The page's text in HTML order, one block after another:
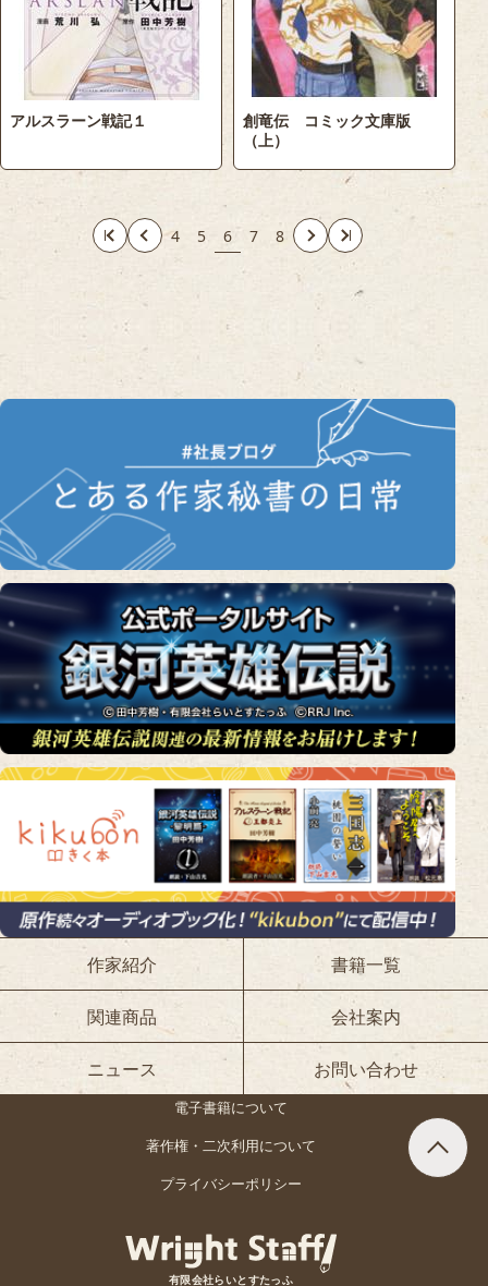
アルスラーン戦記１
創竜伝 コミック文庫版
（上）
4 5 6 7 8
作家紹介 書籍一覧
関連商品 会社案内
ニュース お問い合わせ
電子書籍について
著作権・二次利用について
プライバシーポリシー
有限会社らいとすたっふ